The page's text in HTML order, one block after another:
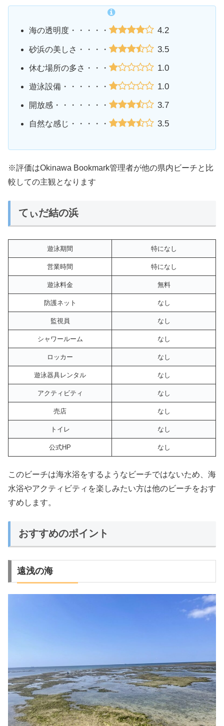
海の透明度・・・・・ 4.2
砂浜の美しさ・・・・ 3.5
休む場所の多さ・・・ 1.0
遊泳設備・・・・・・ 1.0
開放感・・・・・・・ 3.7
自然な感じ・・・・・ 3.5
※評価はOkinawa Bookmark管理者が他の県内ビーチと比
較しての主観となります
てぃだ結の浜
遊泳期間 特になし
営業時間 特になし
遊泳料金 無料
防護ネット なし
監視員 なし
シャワールーム なし
ロッカー なし
遊泳器具レンタル なし
アクティビティ なし
売店 なし
トイレ なし
公式HP なし
このビーチは海水浴をするようなビーチではないため、海
水浴やアクティビティを楽しみたい方は他のビーチをおす
すめします。
おすすめのポイント
遠浅の海